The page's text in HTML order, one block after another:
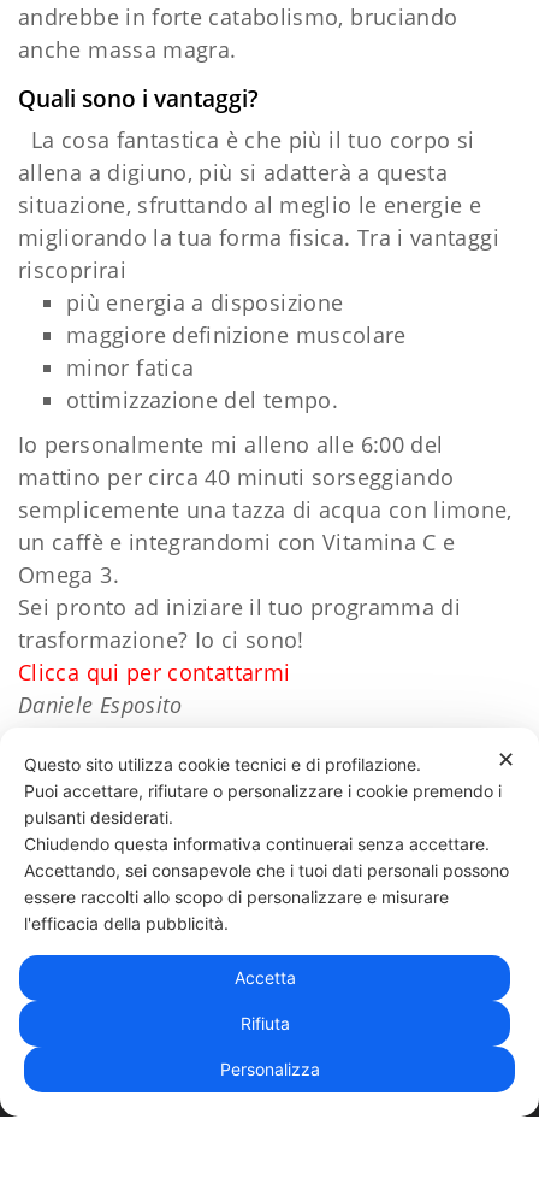
andrebbe in forte catabolismo, bruciando
anche massa magra.
Quali sono i vantaggi?
La cosa fantastica è che più il tuo corpo si
allena a digiuno, più si adatterà a questa
situazione, sfruttando al meglio le energie e
migliorando la tua forma fisica. Tra i vantaggi
riscoprirai
più energia a disposizione
maggiore definizione muscolare
minor fatica
ottimizzazione del tempo.
Io personalmente mi alleno alle 6:00 del
mattino per circa 40 minuti sorseggiando
semplicemente una tazza di acqua con limone,
un caffè e integrandomi con Vitamina C e
Omega 3.
Sei pronto ad iniziare il tuo programma di
trasformazione? Io ci sono!
Clicca qui per contattarmi
Daniele Esposito
47 LIKES
331 818 4777DANIELE ESPOSITO
| PRIVACY POLICY
✕
Questo sito utilizza cookie tecnici e di profilazione.
Puoi accettare, rifiutare o personalizzare i cookie premendo i
pulsanti desiderati.
Chiudendo questa informativa continuerai senza accettare.
Accettando, sei consapevole che i tuoi dati personali possono
essere raccolti allo scopo di personalizzare e misurare
l'efficacia della pubblicità.
Accetta
Rifiuta
Personalizza